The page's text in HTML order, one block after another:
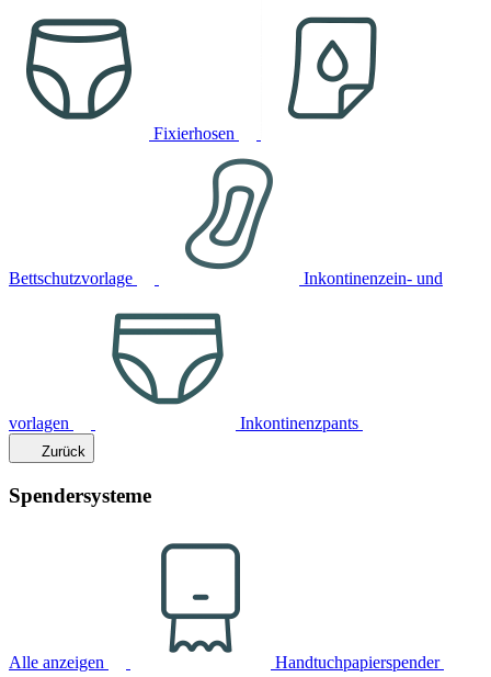
Fixierhosen
Bettschutzvorlage Inkontinenzein- und
vorlagen Inkontinenzpants
Zurück
Spendersysteme
Alle anzeigen Handtuchpapierspender